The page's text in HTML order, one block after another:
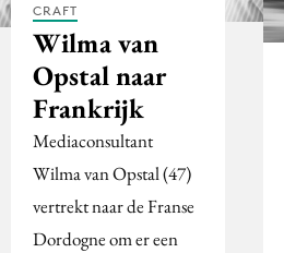
CRAFT
Wilma van
Opstal naar
Frankrijk
Mediaconsultant
Wilma van Opstal (47)
vertrekt naar de Franse
Dordogne om er een